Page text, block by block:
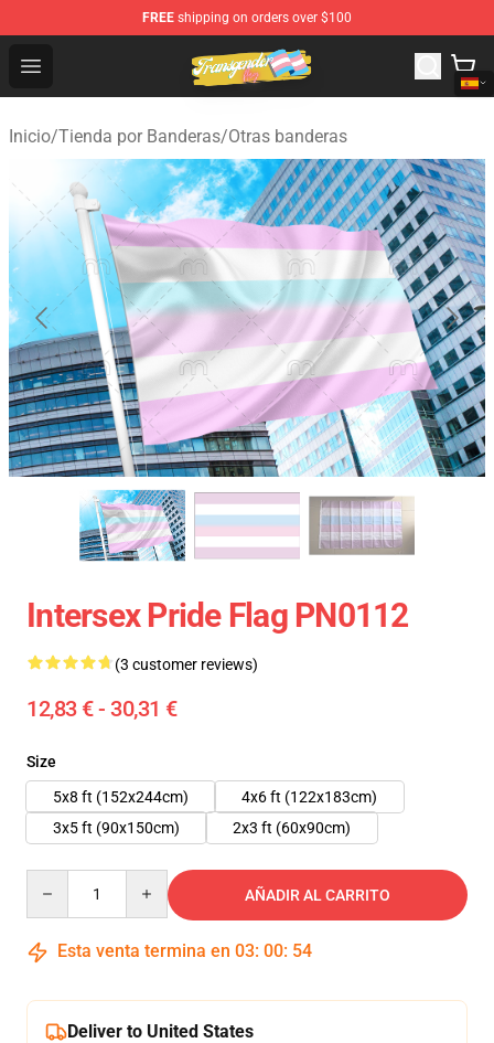
FREE shipping on orders over $100
Open menu
Transgender Flag Store - The Best Transgender Flag
Inicio/Tienda por Banderas/Otras banderas
Intersex Pride Flag PN0112
(3 customer reviews)
12,83 € - 30,31 €
Size
5x8 ft (152x244cm)
4x6 ft (122x183cm)
3x5 ft (90x150cm)
2x3 ft (60x90cm)
AÑADIR AL CARRITO
Esta venta termina en 03: 00: 54
Deliver to United States